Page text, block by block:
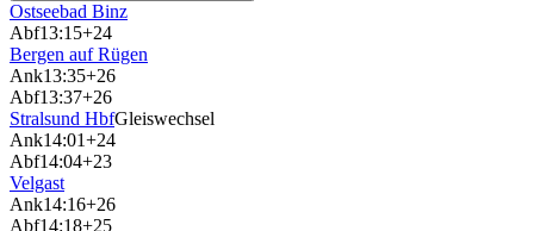
Ostseebad Binz
Abf13:15+24
Bergen auf Rügen
Ank13:35+26
Abf13:37+26
Stralsund HbfGleiswechsel
Ank14:01+24
Abf14:04+23
Velgast
Ank14:16+26
Abf14:18+25